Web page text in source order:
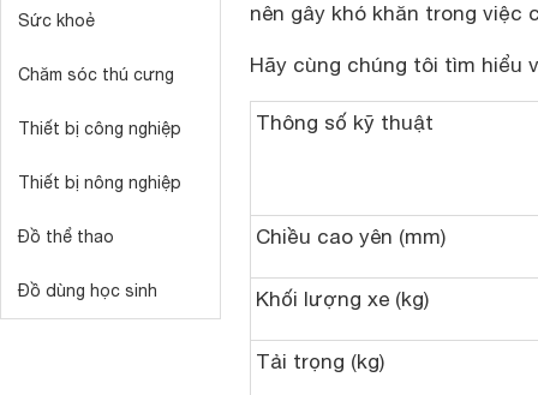
Sức khoẻ
Chăm sóc thú cưng
Thiết bị công nghiệp
Thiết bị nông nghiệp
Đồ thể thao
Đồ dùng học sinh
nên gây khó khăn trong việc
Hãy cùng chúng tôi tìm hiểu
Thông số kỹ thuật
Chiều cao yên (mm)
Khối lượng xe (kg)
Tải trọng (kg)